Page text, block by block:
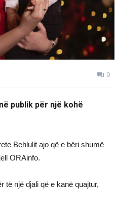
0
publik për një kohë
Behlulit ajo që e bëri shumë
ORAinfo.
të një djali që e kanë quajtur,